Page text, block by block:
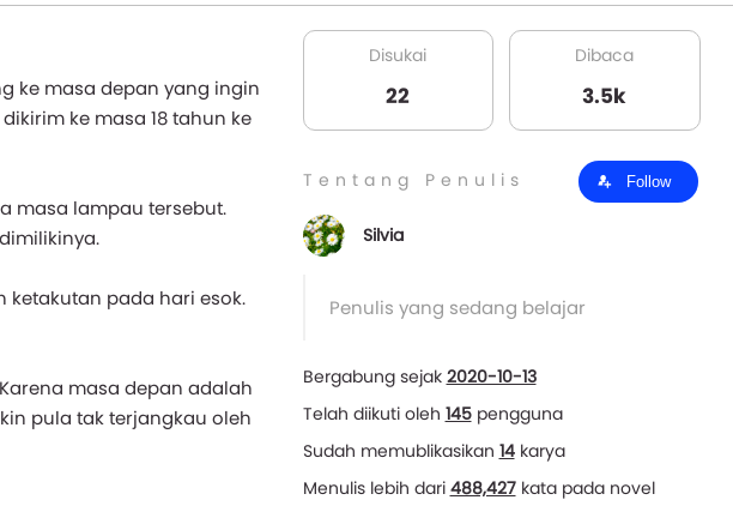
ke masa depan yang ingin
ke masa 18 tahun ke
masa lampau tersebut.
ketakutan pada hari esok.
masa depan adalah
pula tak terjangkau oleh
Disukai
22
Dibaca
3.5k
Tentang Penulis Follow
Silvia
Penulis yang sedang belajar
Bergabung sejak 2020-10-13
Telah diikuti oleh 145pengguna
Sudah memublikasikan 14karya
Menulis lebih dari 488,427kata pada novel